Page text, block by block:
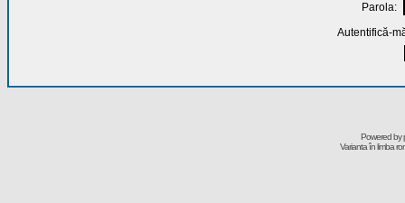
Parola:
Autentifică-
Powered by
Varianta în limba